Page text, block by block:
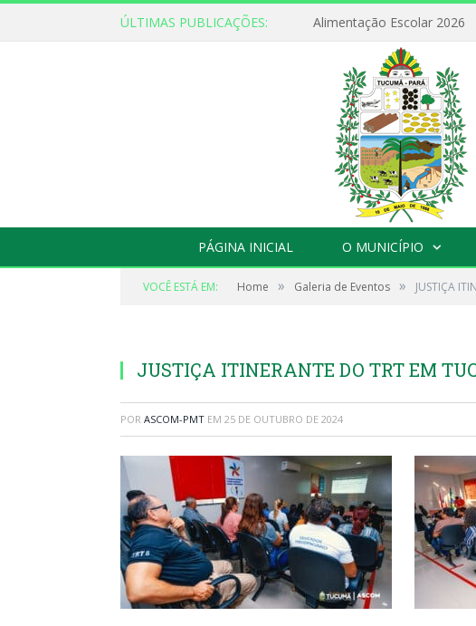
ÚLTIMAS PUBLICAÇÕES:
PÁGINA INICIAL O MUNICÍPIO
VOCÊ ESTÁ EM: Home » Galeria de Eventos » JUSTIÇA
JUSTIÇA ITINERANTE DO TRT EM
POR ASCOM-PMT EM 25 DE OUTUBRO DE 2024